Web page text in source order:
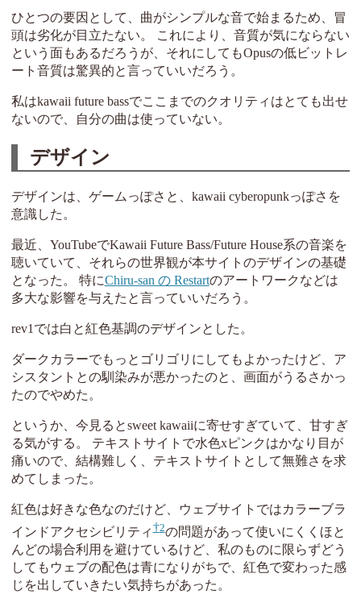
ひとつの要因として、曲がシンプルな音で始まるため、冒
頭は劣化が目立たない。 これにより、音質が気にならない
という面もあるだろうが、それにしてもOpusの低ビットレ
ート音質は驚異的と言っていいだろう。
私はkawaii future bassでここまでのクオリティはとても出せ
ないので、自分の曲は使っていない。
デザイン
デザインは、ゲームっぽさと、kawaii cyberopunkっぽさを
意識した。
最近、YouTubeでKawaii Future Bass/Future House系の音楽を
聴いていて、それらの世界観が本サイトのデザインの基礎
となった。 特にChiru-san の Restartのアートワークなどは
多大な影響を与えたと言っていいだろう。
rev1では白と紅色基調のデザインとした。
ダークカラーでもっとゴリゴリにしてもよかったけど、ア
シスタントとの馴染みが悪かったのと、画面がうるさかっ
たのでやめた。
というか、今見るとsweet kawaiiに寄せすぎていて、甘すぎ
る気がする。 テキストサイトで水色xピンクはかなり目が
痛いので、結構難しく、テキストサイトとして無難さを求
めてしまった。
紅色は好きな色なのだけど、ウェブサイトではカラーブラ
インドアクセシビリティ 2の問題があって使いにくくほと
んどの場合利用を避けているけど、私のものに限らずどう
してもウェブの配色は青になりがちで、紅色で変わった感
じを出していきたい気持ちがあった。